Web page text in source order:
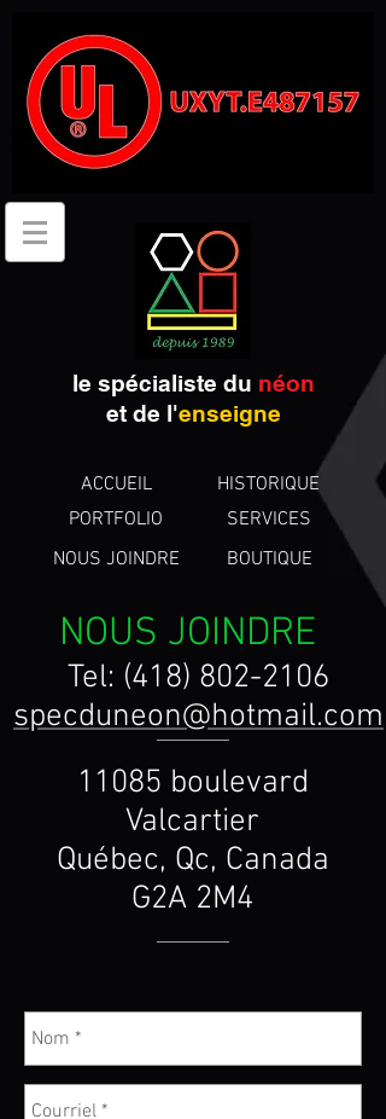
le spécialiste du néon
et de l'enseigne
11085 boulevard
Valcartier
Québec, Qc, Canada
G2A 2M4
ACCUEIL
HISTORIQUE
PORTFOLIO
SERVICES
NOUS JOINDRE
BOUTIQUE
NOUS JOINDRE
Tel: (418) 802-2106
specduneon@hotmail.com